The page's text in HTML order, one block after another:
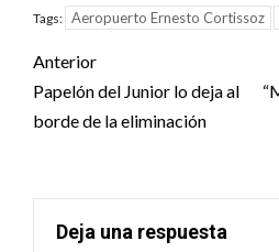
Tags: Aeropuerto Ernesto Cortissoz
Post
navigation
Anterior
Papelón del Junior lo deja al
borde de la eliminación
Deja una respuesta